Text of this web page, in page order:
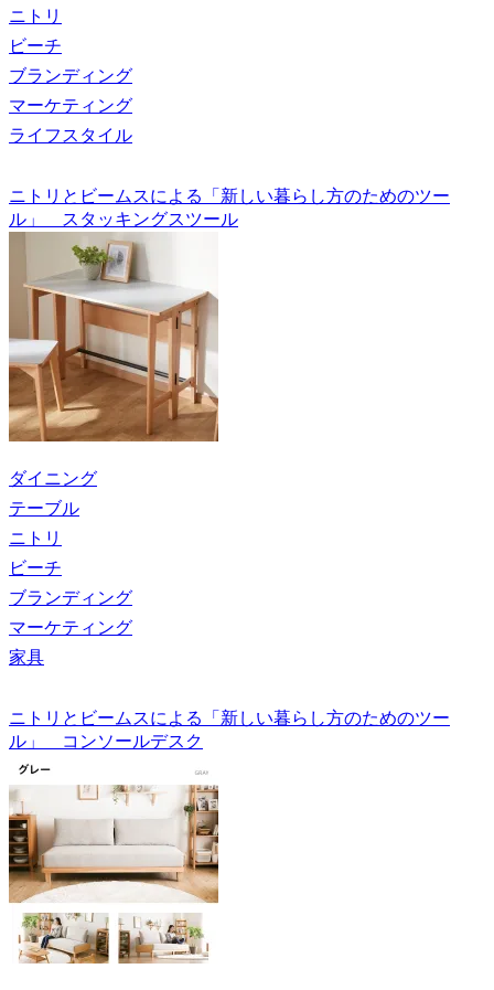
ニトリ
ビーチ
ブランディング
マーケティング
ライフスタイル
ニトリとビームスによる「新しい暮らし方のためのツー
ル」 スタッキングスツール
ダイニング
テーブル
ニトリ
ビーチ
ブランディング
マーケティング
家具
ニトリとビームスによる「新しい暮らし方のためのツー
ル」 コンソールデスク